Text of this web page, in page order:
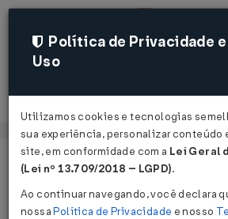
Página Inicial
Notícias
Política de Privacidade e
Uso
Utilizamos cookies e tecnologias
sua experiência, personalizar conteúdo
site, em conformidade com a Lei Geral
(Lei nº 13.709/2018 – LGPD).
Ao continuar navegando, você declara
nossaPolítica de Privacidade e nosso